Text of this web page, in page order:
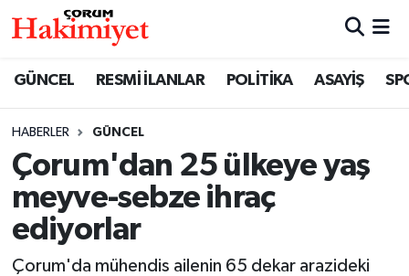
GÜNCEL RESMİ İLANLAR POLİTİKA ASAYİŞ
HABERLER GÜNCEL
Çorum'dan 25 ülkeye yaş
meyve-sebze ihraç
ediyorlar
Çorum'da mühendis ailenin 65 dekar arazideki
SAĞLIK
ASAYİŞ
EKONOMİ
Nöbetçi Eczaneler
Çorum Namaz Vakitleri
Trafik Durumu
Süper Lig Puan Durumu ve Fikstür